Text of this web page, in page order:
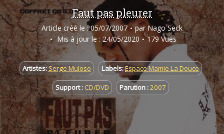
Faut pas pleurer
Article créé le : 05/07/2007 par Nago Seck
Mis à jour le : 24/05/2020
179 Vues
Artistes:Serge Muloso Labels:Espace Mamie La Douce
Support : CD/DVD Parution :2007